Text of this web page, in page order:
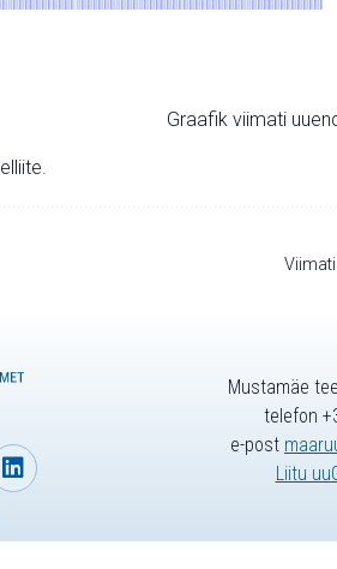
Graafik viimati
Mustamäe
telefon
e-post
Liitu